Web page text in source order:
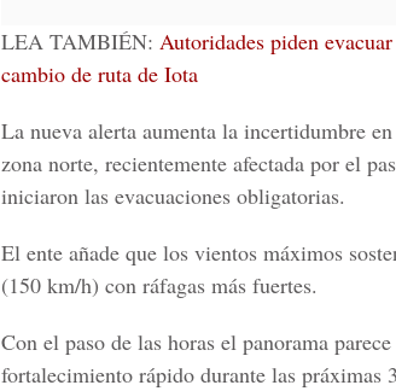
LEA TAMBIÉN: Autoridades piden
cambio de ruta de Iota
La nueva alerta aumenta la incertidumbre
zona norte, recientemente afectada por el
iniciaron las evacuaciones obligatorias.
El ente añade que los vientos máximos
(150 km/h) con ráfagas más fuertes.
Con el paso de las horas el panorama
fortalecimiento rápido durante las práximas